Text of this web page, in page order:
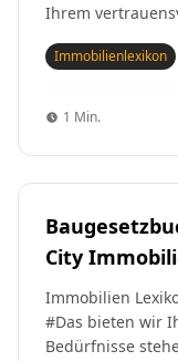
Ihrem
Immobilienlexikon
1 Min.
City
Immobilien
#Das bieten wir
Bedürfnisse